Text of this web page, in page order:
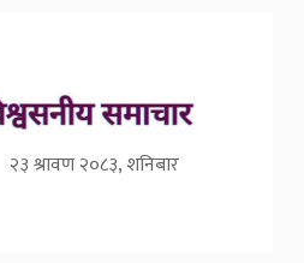
२३ श्रावण २०८३, शनिबार